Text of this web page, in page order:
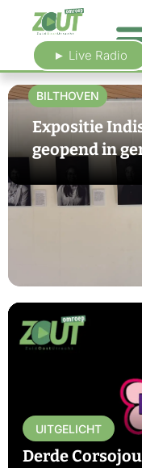
► Live Radio
BILTHOVEN
Expositie
geopend in
UITGELICHT
Derde